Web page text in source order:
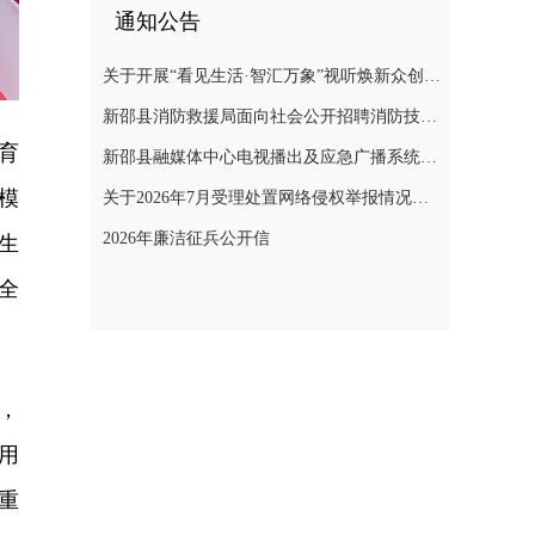
通知公告
关于开展“看见生活·智汇万象”视听焕新众创计划暨“AI遇见非遗”年度主题创作实践活动的通知
新邵县消防救援局面向社会公开招聘消防技术服务队人员的公告
新邵县融媒体中心电视播出及应急广播系统二级等保测评项目询价采购公告
关于2026年7月受理处置网络侵权举报情况的公示
2026年廉洁征兵公开信